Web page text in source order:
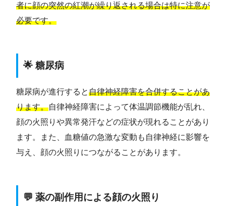
者に顔の突然の紅潮が繰り返される場合は特に注意が
必要です。
🌟 糖尿病
糖尿病が進行すると自律神経障害を合併することがあ
ります。自律神経障害によって体温調節機能が乱れ、
顔の火照りや異常発汗などの症状が現れることがあり
ます。また、血糖値の急激な変動も自律神経に影響を
与え、顔の火照りにつながることがあります。
💬 薬の副作用による顔の火照り